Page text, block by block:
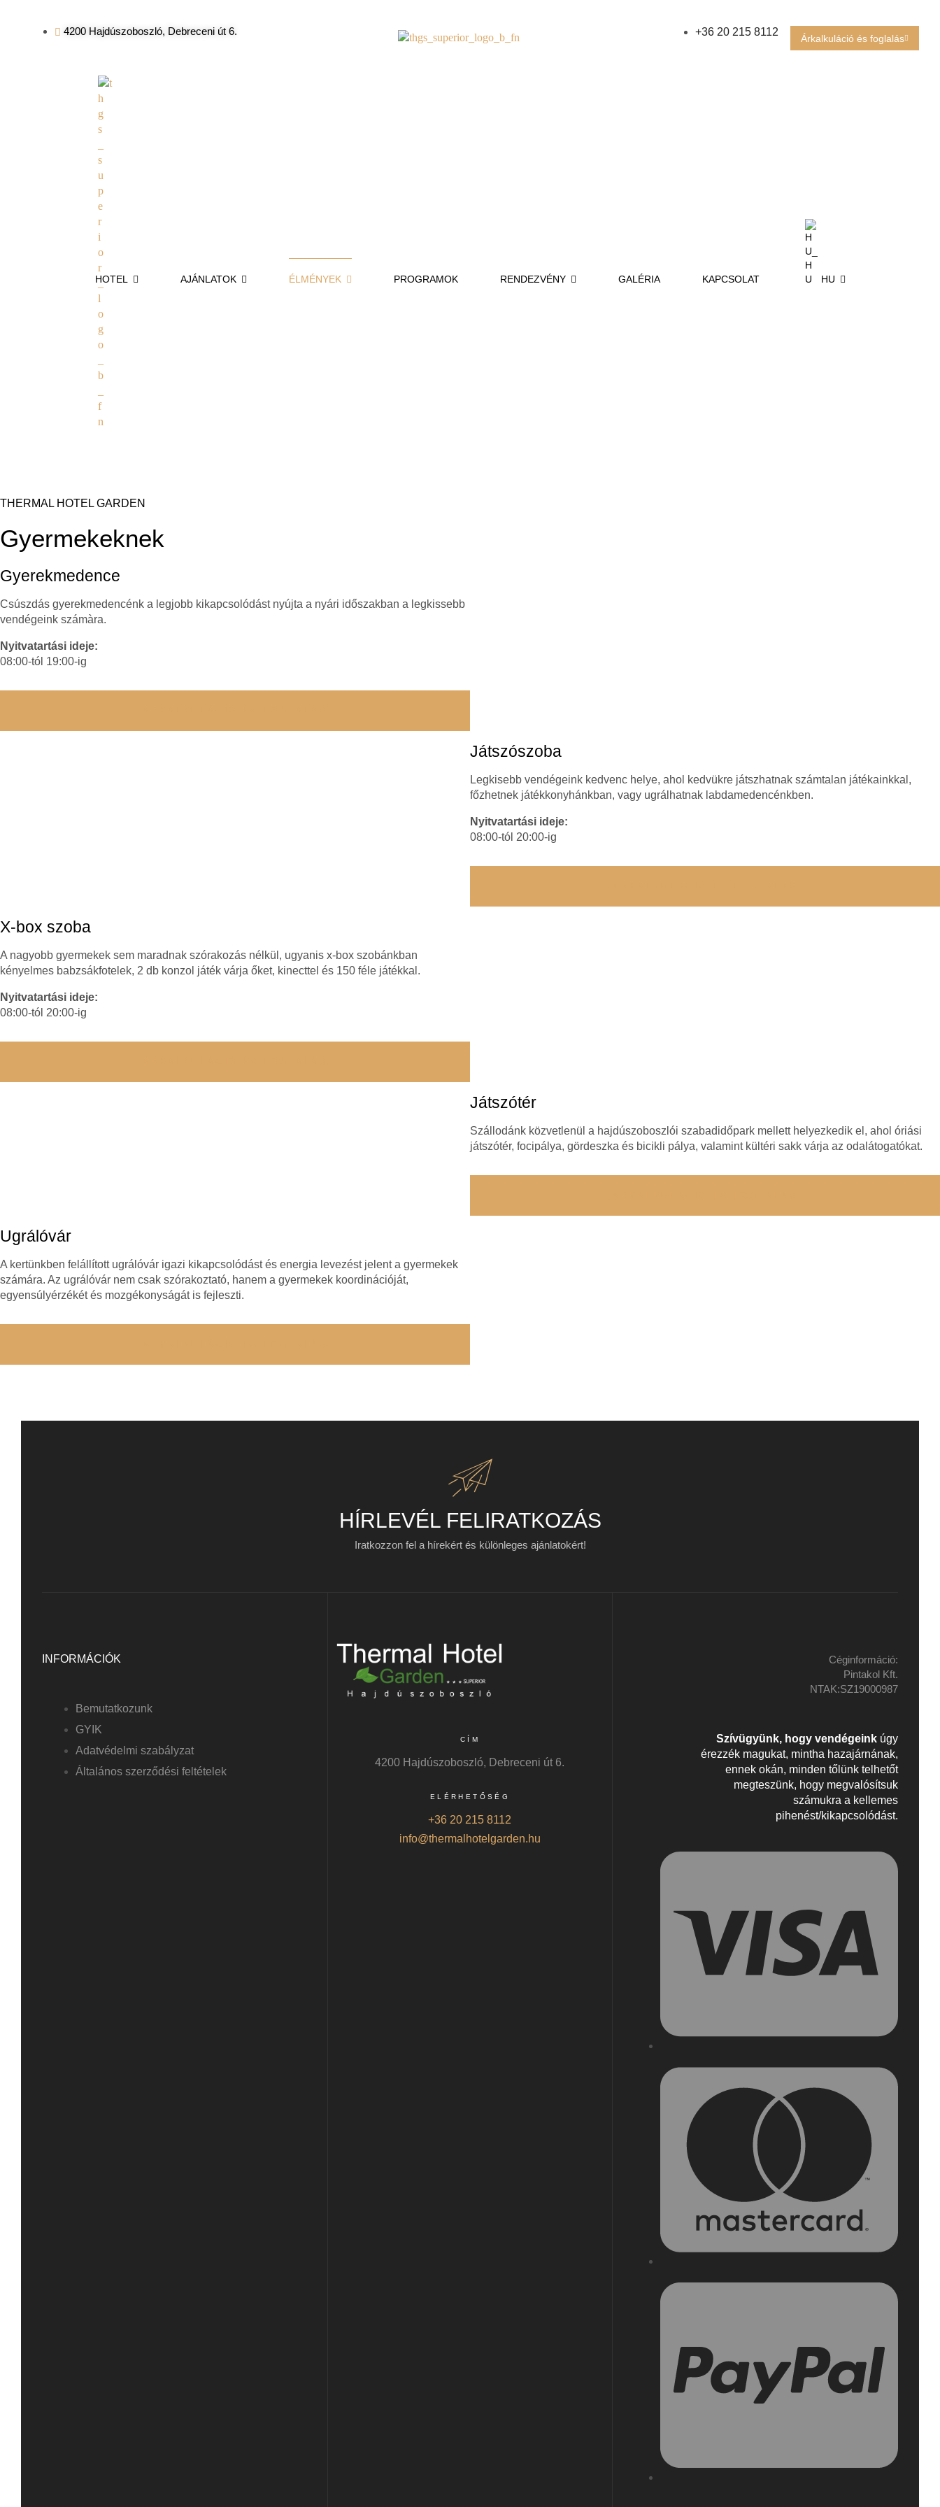
4200 Hajdúszoboszló, Debreceni út 6. +36 20 215 8112
Árkalkuláció és foglalás
HOTEL AJÁNLATOK ÉLMÉNYEK PROGRAMOK RENDEZVÉNY GALÉRIA KAPCSOLAT HU
THERMAL HOTEL GARDEN
Gyermekeknek
Gyerekmedence
Csúszdás gyerekmedencénk a legjobb kikapcsolódást nyújta a nyári időszakban a legkissebb
vendégeink számàra.
Nyitvatartási ideje:
08:00-tól 19:00-ig
Játszószoba
Legkisebb vendégeink kedvenc helye, ahol kedvükre játszhatnak számtalan játékainkkal,
főzhetnek játékkonyhánkban, vagy ugrálhatnak labdamedencénkben.
Nyitvatartási ideje:
08:00-tól 20:00-ig
X-box szoba
A nagyobb gyermekek sem maradnak szórakozás nélkül, ugyanis x-box szobánkban
kényelmes babzsákfotelek, 2 db konzol játék várja őket, kinecttel és 150 féle játékkal.
Nyitvatartási ideje:
08:00-tól 20:00-ig
Játszótér
Szállodánk közvetlenül a hajdúszoboszlói szabadidőpark mellett helyezkedik el, ahol óriási
játszótér, focipálya, gördeszka és bicikli pálya, valamint kültéri sakk várja az odalátogatókat.
Ugrálóvár
A kertünkben felállított ugrálóvár igazi kikapcsolódást és energia levezést jelent a gyermekek
számára. Az ugrálóvár nem csak szórakoztató, hanem a gyermekek koordinációját,
egyensúlyérzékét és mozgékonyságát is fejleszti.
HÍRLEVÉL FELIRATKOZÁS​
Iratkozzon fel a hírekért és különleges ajánlatokért!
INFORMÁCIÓK
Bemutatkozunk
GYIK
Adatvédelmi szabályzat
Általános szerződési feltételek
CÍM
4200 Hajdúszoboszló, Debreceni út 6.
ELÉRHETŐSÉG
+36 20 215 8112
info@thermalhotelgarden.hu
Céginformáció:
Pintakol Kft.
NTAK:SZ19000987
Szívügyünk, hogy vendégeinkúgy
érezzék magukat, mintha hazajárnának,
ennek okán, minden tőlünk telhetőt
megteszünk, hogy megvalósítsuk
számukra a kellemes
pihenést/kikapcsolódást.